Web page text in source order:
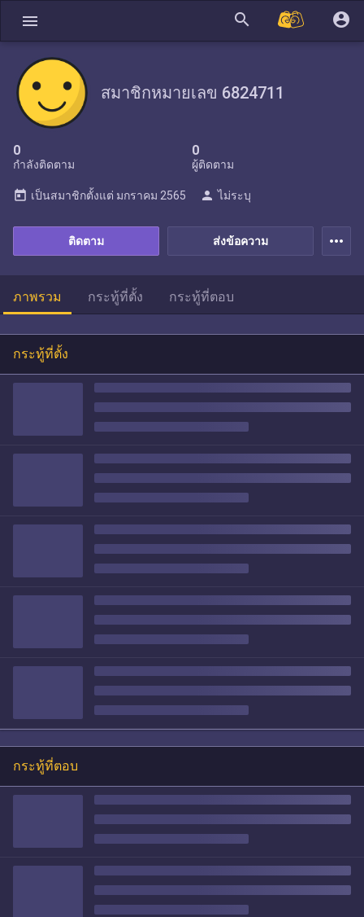
menu search account_circle
สมาชิกหมายเลข 6824711
0
กำลังติดตาม
0
ผู้ติดตาม
ส่งข้อความ
ติดตาม
today เป็นสมาชิกตั้งแต่ มกราคม 2565 person ไม่ระบุ
more_horiz
ภาพรวม กระทู้ที่ตั้ง กระทู้ที่ตอบ
กระทู้ที่ตั้ง
กระทู้ที่ตอบ